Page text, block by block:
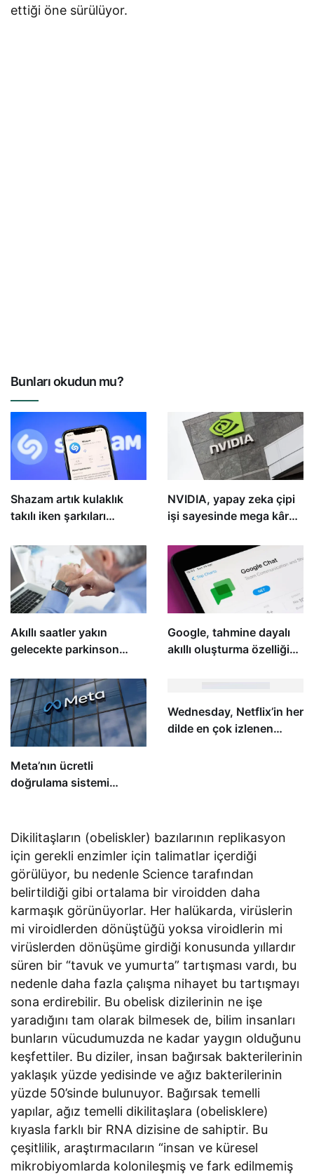
ettiği öne sürülüyor.
Bunları okudun mu?
Shazam artık kulaklık
takılı iken şarkıları
veriyor
NVIDIA, yapay zeka çipi
işi sayesinde mega kâr
Akıllı saatler yakın
gelecekte parkinson
edebilir
Google, tahmine dayalı
akıllı oluşturma özelliğini
Meta’nın ücretli
doğrulama sistemi
Wednesday, Netflix’in her
dilde en çok izlenen
Dikilitaşların (obeliskler) bazılarının replikasyon
için gerekli enzimler için talimatlar içerdiği
görülüyor, bu nedenle Science tarafından
belirtildiği gibi ortalama bir viroidden daha
karmaşık görünüyorlar. Her halükarda, virüslerin
mi viroidlerden dönüştüğü yoksa viroidlerin mi
virüslerden dönüşüme girdiği konusunda yıllardır
süren bir “tavuk ve yumurta” tartışması vardı, bu
nedenle daha fazla çalışma nihayet bu tartışmayı
sona erdirebilir. Bu obelisk dizilerinin ne işe
yaradığını tam olarak bilmesek de, bilim insanları
bunların vücudumuzda ne kadar yaygın olduğunu
keşfettiler. Bu diziler, insan bağırsak bakterilerinin
yaklaşık yüzde yedisinde ve ağız bakterilerinin
yüzde 50’sinde bulunuyor. Bağırsak temelli
yapılar, ağız temelli dikilitaşlara (obelisklere)
kıyasla farklı bir RNA dizisine de sahiptir. Bu
çeşitlilik, araştırmacıların “insan ve küresel
mikrobiyomlarda kolonileşmiş ve fark edilmemiş